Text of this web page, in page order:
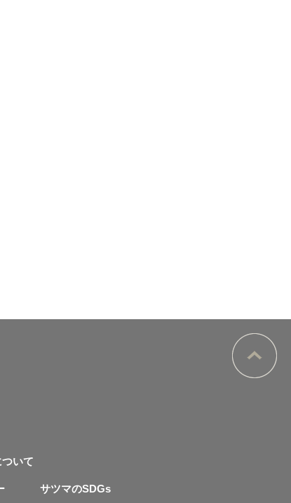
いて
サツマのSDGs